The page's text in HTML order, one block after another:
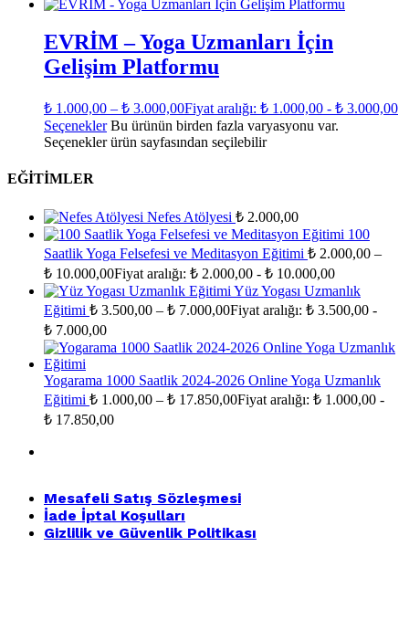
EVRİM – Yoga Uzmanları İçin
Gelişim Platformu
₺ 1.000,00 – ₺ 3.000,00Fiyat aralığı: ₺ 1.000,00 - ₺ 3.000,00
Seçenekler Bu ürünün birden fazla varyasyonu var.
Seçenekler ürün sayfasından seçilebilir
EĞITIMLER
Nefes Atölyesi ₺ 2.000,00
100
Saatlik Yoga Felsefesi ve Meditasyon Eğitimi ₺ 2.000,00 –
₺ 10.000,00Fiyat aralığı: ₺ 2.000,00 - ₺ 10.000,00
Yüz Yogası Uzmanlık
Eğitimi ₺ 3.500,00 – ₺ 7.000,00Fiyat aralığı: ₺ 3.500,00 -
₺ 7.000,00
Yogarama 1000 Saatlik 2024-2026 Online Yoga Uzmanlık
Eğitimi ₺ 1.000,00 – ₺ 17.850,00Fiyat aralığı: ₺ 1.000,00 -
₺ 17.850,00
Mesafeli Satış Sözleşmesi
İade İptal Koşulları
Gizlilik ve Güvenlik Politikası